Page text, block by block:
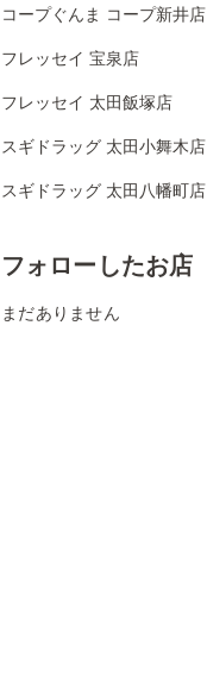
コープぐんま コープ新井店
フレッセイ 宝泉店
フレッセイ 太田飯塚店
スギドラッグ 太田小舞木店
スギドラッグ 太田八幡町店
フォローしたお店
まだありません